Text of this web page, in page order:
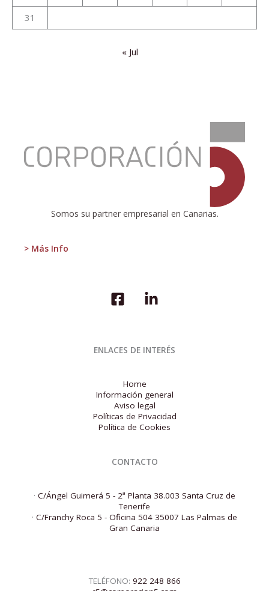
31
« Jul
Somos su partner empresarial en Canarias.
> Más Info
DATO
NO
ENLACES DE INTERÉS
Home
Información general
Aviso legal
Políticas de Privacidad
Política de Cookies
CONTACTO
· C/Ángel Guimerá 5 - 2ª Planta 38.003 Santa Cruz de
Tenerife
· C/Franchy Roca 5 - Oficina 504 35007 Las Palmas de
Gran Canaria
TELÉFONO: 922 248 866